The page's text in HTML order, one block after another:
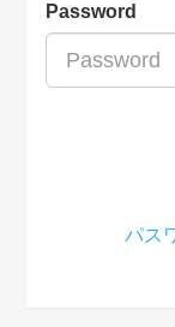
Password
パス